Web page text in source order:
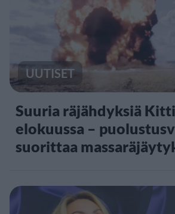
UUTISET
Suuria räjähdyksiä
elokuussa –
suorittaa